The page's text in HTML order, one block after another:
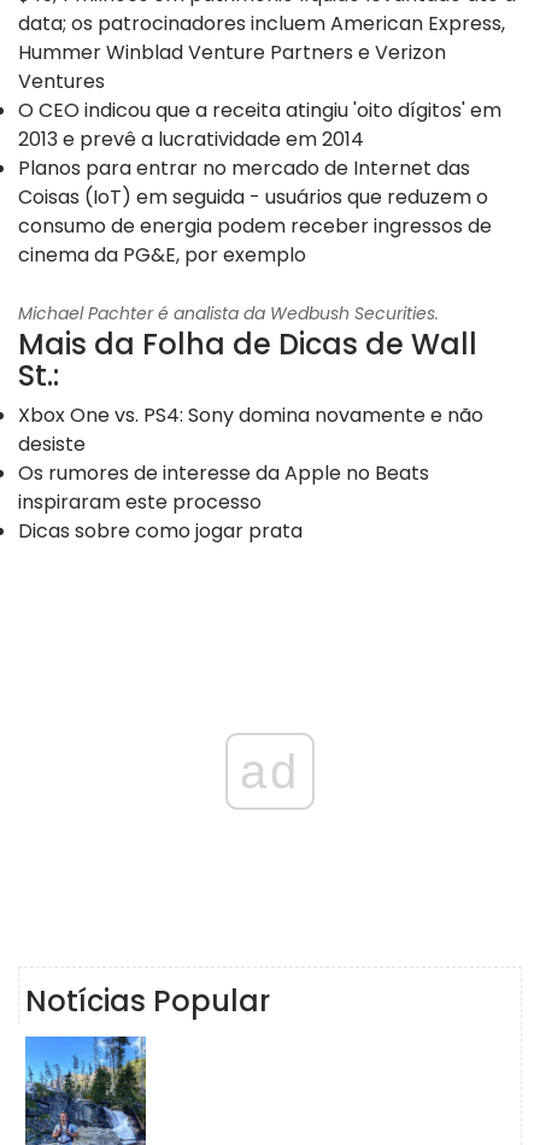
data; os patrocinadores incluem American Express,
Hummer Winblad Venture Partners e Verizon
Ventures
O CEO indicou que a receita atingiu 'oito dígitos' em
2013 e prevê a lucratividade em 2014
Planos para entrar no mercado de Internet das
Coisas (IoT) em seguida - usuários que reduzem o
consumo de energia podem receber ingressos de
cinema da PG&E, por exemplo
Michael Pachter é analista da Wedbush Securities.
Mais da Folha de Dicas de Wall
St.:
Xbox One vs. PS4: Sony domina novamente e não
desiste
Os rumores de interesse da Apple no Beats
inspiraram este processo
Dicas sobre como jogar prata
ad
Notícias Popular